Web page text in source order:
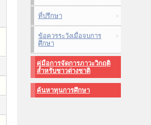
ที่ปรึกษา
ข้อควรระวังเมื่อจบการ
ศึกษา
คู่มือการจัดการภาวะวิกฤติ
สำหรับชาวต่างชาติ
ค้นหาทุนการศึกษา